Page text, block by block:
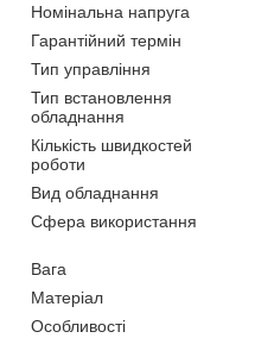
Номінальна напруга
Гарантійний термін
Тип управління
Тип встановлення
обладнання
Кількість швидкостей
роботи
Вид обладнання
Сфера використання
Вага
Матеріал
Особливості